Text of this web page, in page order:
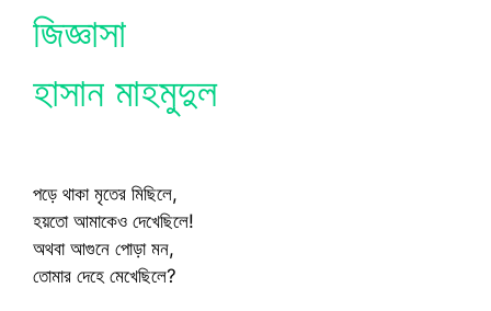
জিজ্ঞাসা
‎হাসান মাহমুদুল
পড়ে থাকা মৃতের মিছিলে,
‎হয়তো আমাকেও দেখেছিলে!
‎অথবা আগুনে পোড়া মন,
‎তোমার দেহে মেখেছিলে?